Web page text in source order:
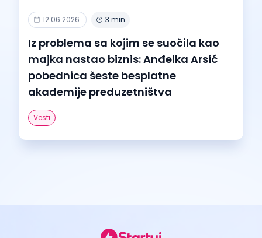
12.06.2026. 3 min
Iz problema sa kojim se suočila kao
majka nastao biznis: Anđelka Arsić
pobednica šeste besplatne
akademije preduzetništva
Vesti